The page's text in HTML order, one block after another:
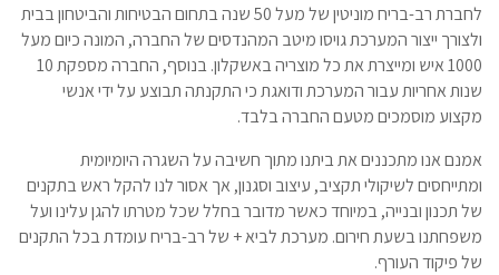
לחברת רב-בריח מוניטין של מעל 50 שנה בתחום הבטיחות והביטחון בבית
ולצורך ייצור המערכת גויסו מיטב המהנדסים של החברה, המונה כיום מעל
1000 איש ומייצרת את כל מוצריה באשקלון. בנוסף, החברה מספקת 10
שנות אחריות עבור המערכת ודואגת כי התקנתה תבוצע על ידי אנשי
מקצוע מוסמכים מטעם החברה בלבד.
אמנם אנו מתכננים את ביתנו מתוך חשיבה על השגרה היומיומית
ומתייחסים לשיקולי תקציב, עיצוב וסגנון, אך אסור לנו להקל ראש בתקנים
של תכנון ובנייה, במיוחד כאשר מדובר בחלל שכל מטרתו להגן עלינו ועל
משפחתנו בשעת חירום. מערכת לביא + של רב-בריח עומדת בכל התקנים
של פיקוד העורף.